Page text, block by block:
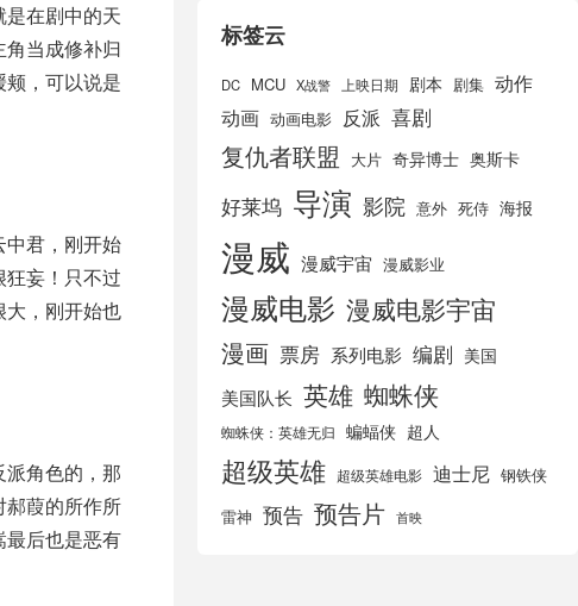
是在剧中的天
当成修补归
，可以说是
中君，刚开始
妄！只不过
大，刚开始也
派角色的，那
郝葭的所作所
最后也是恶有
标签云
DC MCU X战警 上映日期 剧本 剧集 动作
动画 动画电影 反派 喜剧
复仇者联盟 大片 奇异博士 奥斯卡
好莱坞 导演 影院 意外 死侍 海报
漫威 漫威宇宙 漫威影业
漫威电影 漫威电影宇宙
漫画 票房 系列电影 编剧 美国
美国队长 英雄 蜘蛛侠
蜘蛛侠：英雄无归 蝙蝠侠 超人
超级英雄 超级英雄电影 迪士尼 钢铁侠
雷神 预告 预告片 首映